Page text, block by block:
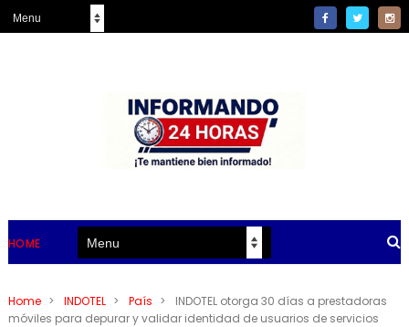
HOME
Home > INDOTEL > País >
INDOTEL otorga 30 días a prestadoras
móviles para depurar y validar identidad de usuarios de servicios